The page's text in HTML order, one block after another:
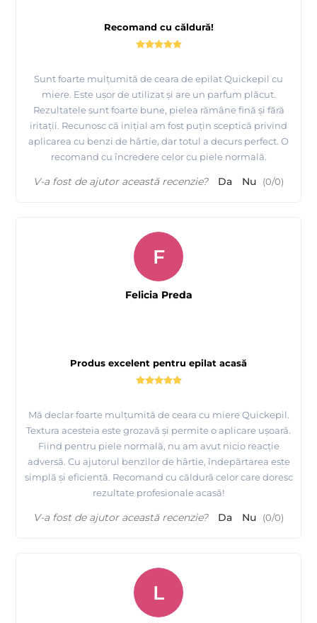
Recomand cu căldură!
Sunt foarte mulțumită de ceara de epilat Quickepil cu
miere. Este ușor de utilizat și are un parfum plăcut.
Rezultatele sunt foarte bune, pielea rămâne fină și fără
iritații. Recunosc că inițial am fost puțin sceptică privind
aplicarea cu benzi de hârtie, dar totul a decurs perfect. O
recomand cu încredere celor cu piele normală.
V-a fost de ajutor această recenzie? Da Nu (0/0)
Produs excelent pentru epilat acasă
Mă declar foarte mulțumită de ceara cu miere Quickepil.
Textura acesteia este grozavă și permite o aplicare ușoară.
Fiind pentru piele normală, nu am avut nicio reacție
adversă. Cu ajutorul benzilor de hârtie, îndepărtarea este
simplă și eficientă. Recomand cu căldură celor care doresc
rezultate profesionale acasă!
F
Felicia Preda
V-a fost de ajutor această recenzie? Da Nu (0/0)
L